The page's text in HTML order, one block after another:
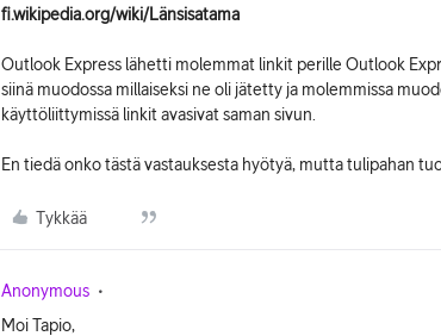
fi.wikipedia.org/wiki/Länsisatama
Outlook Express lähetti molemmat linkit perille Outlook
siinä muodossa millaiseksi ne oli jätetty ja molemmissa
käyttöliittymissä linkit avasivat saman sivun.
En tiedä onko tästä vastauksesta hyötyä, mutta tulipahan
Tykkää
Anonymous
Moi Tapio,